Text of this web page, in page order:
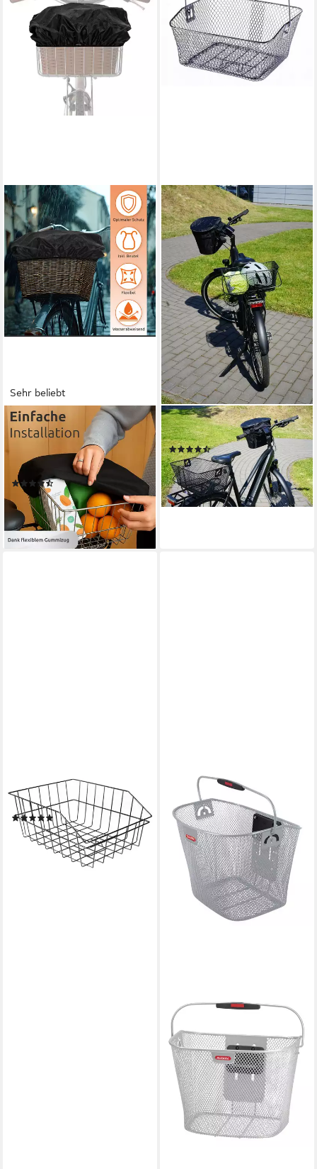
Sehr beliebt
ECENCE
Fahrradkorb 1x Fahrradkorb
Regenschutz Schwarz
Abdeckung
(22)
10,99 €
lieferbar - in 3-4 Werktagen bei dir
PROPHETE
Fahrradkorb Fahrradkorb
(7)
15,99 €
lieferbar - in 6-8 Werktagen bei dir
FORCE
Fahrradkorb Drahtkorb XXL
(1)
16,35 €
lieferbar - in 8-10 Werktagen bei